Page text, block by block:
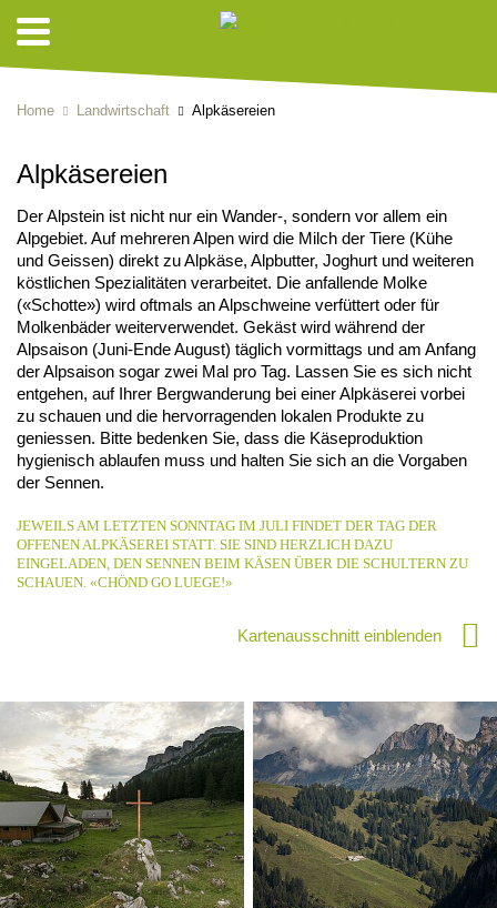
Home Landwirtschaft Alpkäsereien
Alpkäsereien
Der Alpstein ist nicht nur ein Wander-, sondern vor allem ein
Alpgebiet. Auf mehreren Alpen wird die Milch der Tiere (Kühe
und Geissen) direkt zu Alpkäse, Alpbutter, Joghurt und weiteren
köstlichen Spezialitäten verarbeitet. Die anfallende Molke
(«Schotte») wird oftmals an Alpschweine verfüttert oder für
Molkenbäder weiterverwendet. Gekäst wird während der
Alpsaison (Juni-Ende August) täglich vormittags und am Anfang
der Alpsaison sogar zwei Mal pro Tag. Lassen Sie es sich nicht
entgehen, auf Ihrer Bergwanderung bei einer Alpkäserei vorbei
zu schauen und die hervorragenden lokalen Produkte zu
geniessen. Bitte bedenken Sie, dass die Käseproduktion
hygienisch ablaufen muss und halten Sie sich an die Vorgaben
der Sennen.
JEWEILS AM LETZTEN SONNTAG IM JULI FINDET DER TAG DER
OFFENEN ALPKÄSEREI STATT. SIE SIND HERZLICH DAZU
EINGELADEN, DEN SENNEN BEIM KÄSEN ÜBER DIE SCHULTERN ZU
SCHAUEN. «CHÖND GO LUEGE!»
Kartenausschnitt einblenden